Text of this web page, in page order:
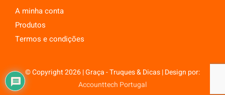
A minha conta
Produtos
Termos e condições
© Copyright 2026 | Graça - Truques & Dicas | Design por:
Accounttech Portugal